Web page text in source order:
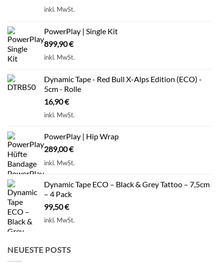
inkl. MwSt.
PowerPlay | Single Kit
899,90€
inkl. MwSt.
Dynamic Tape - Red Bull X-Alps Edition (ECO) -
5cm - Rolle
16,90€
inkl. MwSt.
PowerPlay | Hip Wrap
289,00€
inkl. MwSt.
Dynamic Tape ECO – Black & Grey Tattoo – 7,5cm
– 4 Pack
99,50€
inkl. MwSt.
NEUESTE POSTS